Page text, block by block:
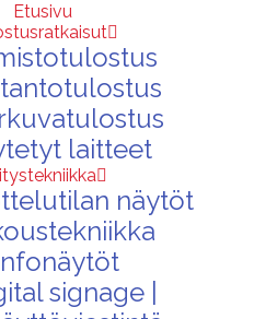
Etusivu
laitteet
näytöt
signage |